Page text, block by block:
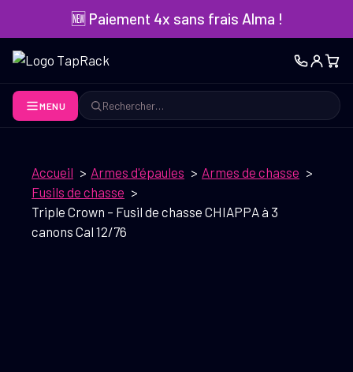
contenu
🆕 Paiement 4x sans frais Alma !
MENU
Rechercher
Accueil Armes d'épaules
Armes de chasse
Fusils de chasse
Triple Crown – Fusil de chasse CHIAPPA à 3
canons Cal 12/76